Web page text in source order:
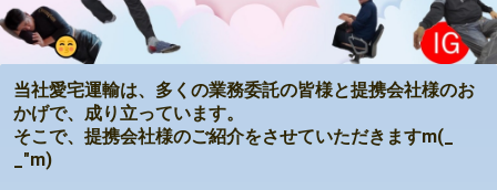
当社愛宅運輸は、多くの業務委託の皆様と提携会社様のお
かげで、成り立っています。
そこで、提携会社様のご紹介をさせていただきますm(_
_"m)